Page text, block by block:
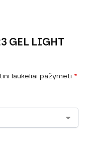
GEL LIGHT
laukeliai pažymėti *